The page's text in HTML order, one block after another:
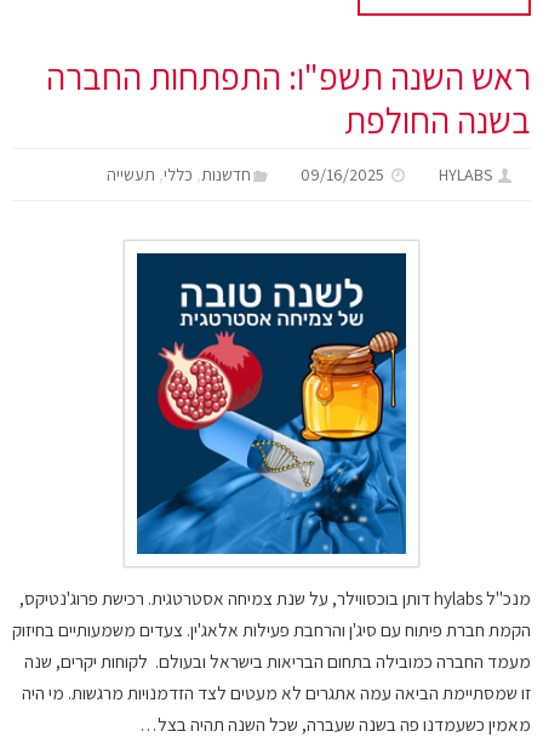
ראש השנה תשפ"ו: התפתחות החברה
בשנה החולפת
HYLABS
09/16/2025 חדשנות, כללי, תעשייה
מנכ"ל hylabs דותן בוכסווילר, על שנת צמיחה אסטרטגית. רכישת פרוג'נטיקס,
הקמת חברת פיתוח עם סיג'ן והרחבת פעילות אלאג'ין. צעדים משמעותיים בחיזוק
מעמד החברה כמובילה בתחום הבריאות בישראל ובעולם. לקוחות יקרים, שנה
זו שמסתיימת הביאה עמה אתגרים לא מעטים לצד הזדמנויות מרגשות. מי היה
מאמין כשעמדנו פה בשנה שעברה, שכל השנה תהיה בצל…